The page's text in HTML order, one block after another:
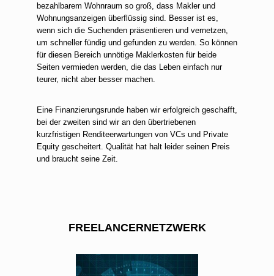
bezahlbarem Wohnraum so groß, dass Makler und
Wohnungsanzeigen überflüssig sind. Besser ist es,
wenn sich die Suchenden präsentieren und vernetzen,
um schneller fündig und gefunden zu werden. So können
für diesen Bereich unnötige Maklerkosten für beide
Seiten vermieden werden, die das Leben einfach nur
teurer, nicht aber besser machen.
Eine Finanzierungsrunde haben wir erfolgreich geschafft,
bei der zweiten sind wir an den übertriebenen
kurzfristigen Renditeerwartungen von VCs und Private
Equity gescheitert. Qualität hat halt leider seinen Preis
und braucht seine Zeit.
FREELANCERNETZWERK